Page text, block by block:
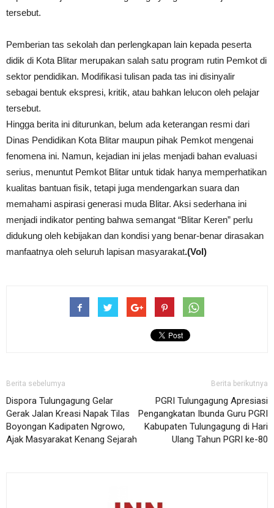
tersebut.
Pemberian tas sekolah dan perlengkapan lain kepada peserta
didik di Kota Blitar merupakan salah satu program rutin Pemkot di
sektor pendidikan. Modifikasi tulisan pada tas ini disinyalir
sebagai bentuk ekspresi, kritik, atau bahkan lelucon oleh pelajar
tersebut.
Hingga berita ini diturunkan, belum ada keterangan resmi dari
Dinas Pendidikan Kota Blitar maupun pihak Pemkot mengenai
fenomena ini. Namun, kejadian ini jelas menjadi bahan evaluasi
serius, menuntut Pemkot Blitar untuk tidak hanya memperhatikan
kualitas bantuan fisik, tetapi juga mendengarkan suara dan
memahami aspirasi generasi muda Blitar. Aksi sederhana ini
menjadi indikator penting bahwa semangat “Blitar Keren” perlu
didukung oleh kebijakan dan kondisi yang benar-benar dirasakan
manfaatnya oleh seluruh lapisan masyarakat.(Vol)
Berita sebelumya
Dispora Tulungagung Gelar
Gerak Jalan Kreasi Napak Tilas
Boyongan Kadipaten Ngrowo,
Ajak Masyarakat Kenang Sejarah
Berita berikutnya
PGRI Tulungagung Apresiasi
Pengangkatan Ibunda Guru PGRI
Kabupaten Tulungagung di Hari
Ulang Tahun PGRI ke-80